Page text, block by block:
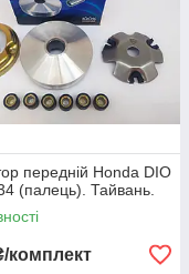
передній Honda DIO
(палець). Тайвань.
комплект